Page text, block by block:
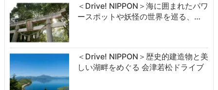
＜Drive! NIPPON＞海に囲まれたパワ
ースポットや妖怪の世界を巡る、…
＜Drive! NIPPON＞歴史的建造物と美
しい湖畔をめぐる 会津若松ドライブ